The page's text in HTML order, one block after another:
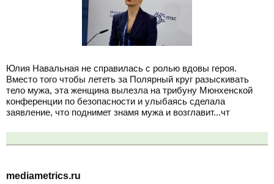
Юлия Навальная не справилась с ролью вдовы героя.
Вместо того чтобы лететь за Полярный круг разыскивать
тело мужа, эта женщина вылезла на трибуну Мюнхенской
конференции по безопасности и улыбаясь сделала
заявление, что поднимет знамя мужа и возглавит...чт
mediametrics.ru